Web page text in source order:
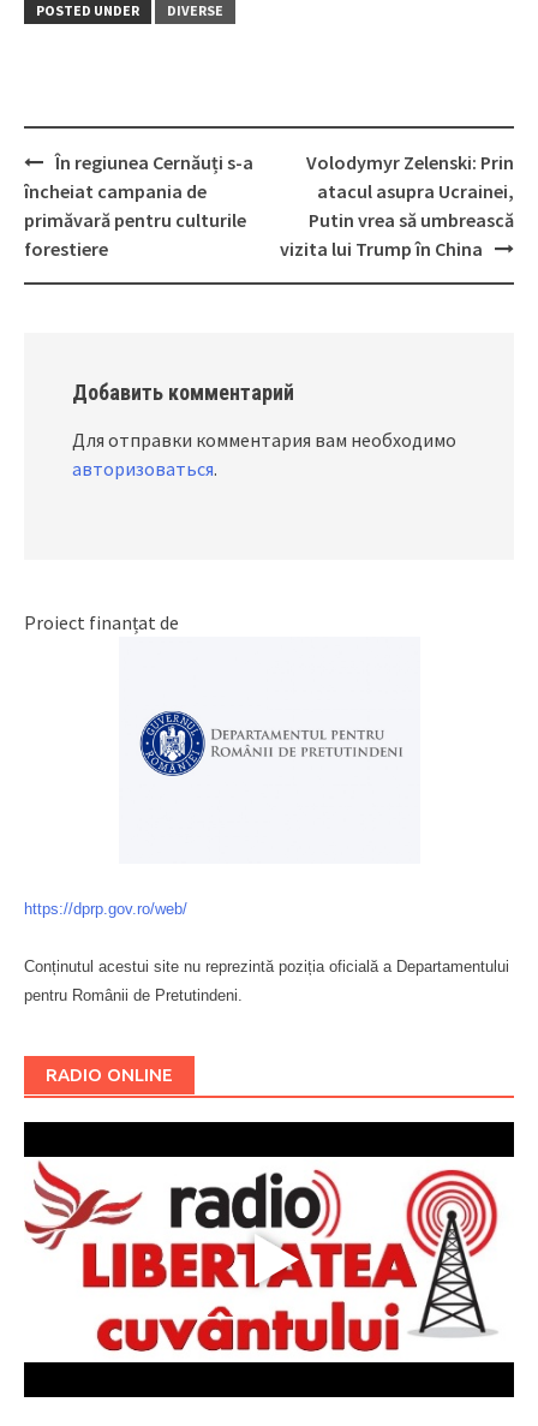
POSTED UNDER DIVERSE
Post
navigation
În regiunea Cernăuți s-a
încheiat campania de
primăvară pentru culturile
forestiere
Volodymyr Zelenski: Prin
atacul asupra Ucrainei,
Putin vrea să umbrească
vizita lui Trump în China
Добавить комментарий
Для отправки комментария вам необходимо
авторизоваться.
Proiect finanțat de
https://dprp.gov.ro/web/
Conținutul acestui site nu reprezintă poziția oficială a Departamentului
pentru Românii de Pretutindeni.
RADIO ONLINE